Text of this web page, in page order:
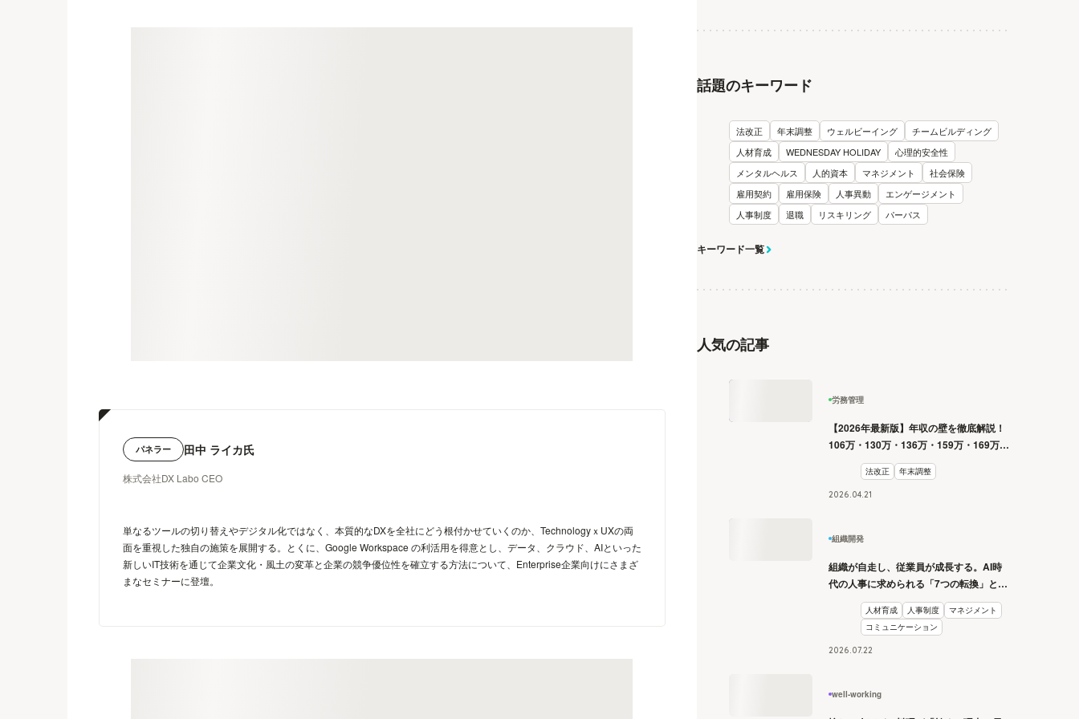
パネラー 田中 ライカ氏
株式会社DX Labo CEO
単なるツールの切り替えやデジタル化ではなく、本質的なDXを全社にどう根付かせていくのか、TechnologyｘUXの両
面を重視した独自の施策を展開する。とくに、Google Workspace の利活用を得意とし、データ、クラウド、AIといった
新しいIT技術を通じて企業文化・風土の変革と企業の競争優位性を確立する方法について、Enterprise企業向けにさまざ
まなセミナーに登壇。
話題のキーワード
法改正 年末調整 ウェルビーイング
チームビルディング
人材育成
WEDNESDAY HOLIDAY
心理的安全性
メンタルヘルス
人的資本 マネジメント
社会保険
雇用契約
雇用保険 人事異動
エンゲージメント
人事制度
退職 リスキリング パーパス
キーワード一覧
人気の記事
労務管理
【2026年最新版】年収の壁を徹底解説！
106万・130万・136万・159万・169万・
178万・180万の壁とは？
法改正 年末調整
2026.04.21
組織開発
組織が自走し、従業員が成長する。AI時
代の人事に求められる「7つの転換」と
人材育成 人事制度
マネジメント
コミュニケーション
2026.07.22
well-working